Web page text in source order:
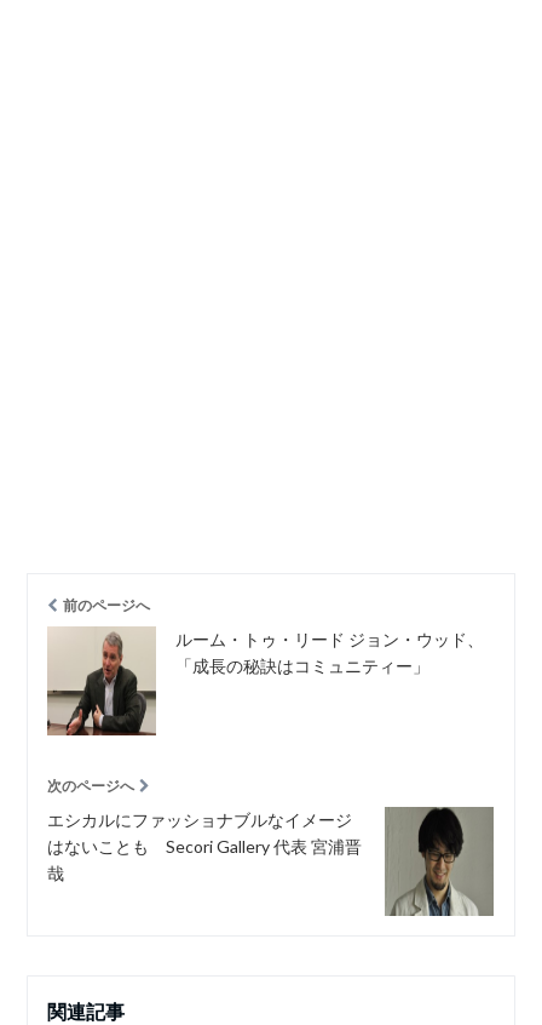
前のページへ
ルーム・トゥ・リード ジョン・ウッド、
「成長の秘訣はコミュニティー」
次のページへ
エシカルにファッショナブルなイメージ
はないことも Secori Gallery 代表 宮浦晋
哉
関連記事